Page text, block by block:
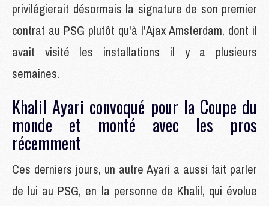
privilégierait désormais la signature de son premier
contrat au PSG plutôt qu'à l'Ajax Amsterdam, dont il
avait visité les installations il y a plusieurs
semaines.
Khalil Ayari convoqué pour la Coupe du
monde et monté avec les pros
récemment
Ces derniers jours, un autre Ayari a aussi fait parler
de lui au PSG, en la personne de Khalil, qui évolue